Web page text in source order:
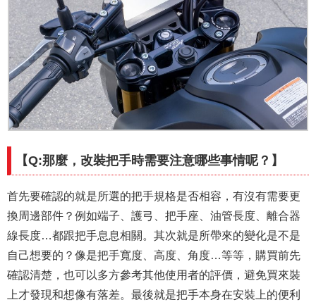
【Q:那麼，改裝把手時需要注意哪些事情呢？】
首先要確認的就是所選的把手規格是否相容，有沒有需要更
換周邊部件？例如端子、護弓、把手座、油管長度、離合器
線長度…都跟把手息息相關。其次就是所帶來的變化是不是
自己想要的？像是把手寬度、高度、角度…等等，購買前先
確認清楚，也可以多方參考其他使用者的評價，避免買來裝
上才發現和想像有落差。最後就是把手本身在安裝上的便利